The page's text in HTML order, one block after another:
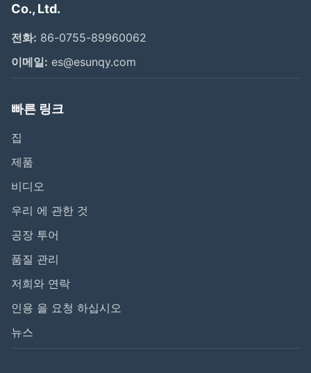
Co., Ltd.
전화: 86-0755-89960062
이메일: es@esunqy.com
빠른 링크
집
제품
비디오
우리 에 관한 것
공장 투어
품질 관리
저희와 연락
인용 을 요청 하십시오
뉴스